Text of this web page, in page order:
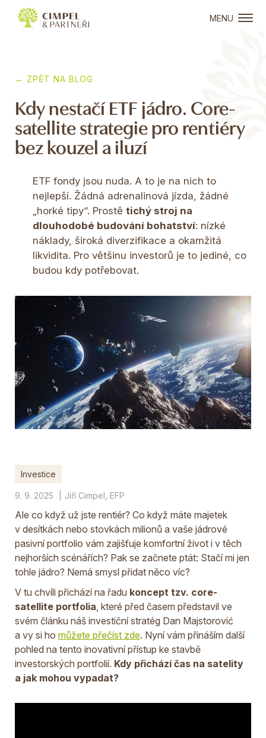
MENU
← ZPĚT NA BLOG
Kdy nestačí ETF jádro. Core-
satellite strategie pro rentiéry
bez kouzel a iluzí
ETF fondy jsou nuda. A to je na nich to
nejlepší. Žádná adrenalinová jízda, žádné
„horké tipy“. Prostě tichý stroj na
dlouhodobé budování bohatství: nízké
náklady, široká diverzifikace a okamžitá
likvidita. Pro většinu investorů je to jediné, co
budou kdy potřebovat.
Investice
9. 9. 2025 Jiří Cimpel, EFP
Ale co když už jste rentiér? Co když máte majetek
v desítkách nebo stovkách milionů a vaše jádrové
pasivní portfolio vám zajišťuje komfortní život i v těch
nejhorších scénářích? Pak se začnete ptát: Stačí mi jen
tohle jádro? Nemá smysl přidat něco víc?
V tu chvíli přichází na řadu koncept tzv. core-
satellite portfolia , které před časem představil ve
svém článku náš investiční stratég Dan Majstorović
a vy si ho můžete přečíst zde. Nyní vám přináším další
pohled na tento inovativní přístup ke stavbě
investorských portfolií. Kdy přichází čas na satelity
a jak mohou vypadat?